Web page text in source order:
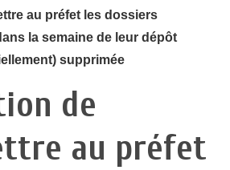
au préfet les dossiers
la semaine de leur dépôt
supprimée
de
au préfet